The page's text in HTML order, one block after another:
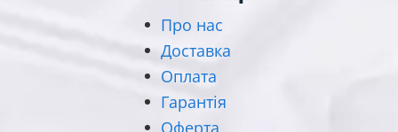
Про нас
Доставка
Оплата
Гарантія
Оферта